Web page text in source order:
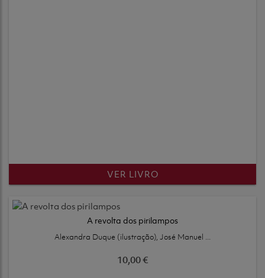
VER LIVRO
A revolta dos pirilampos
Alexandra Duque (ilustração), José Manuel ...
10,00 €